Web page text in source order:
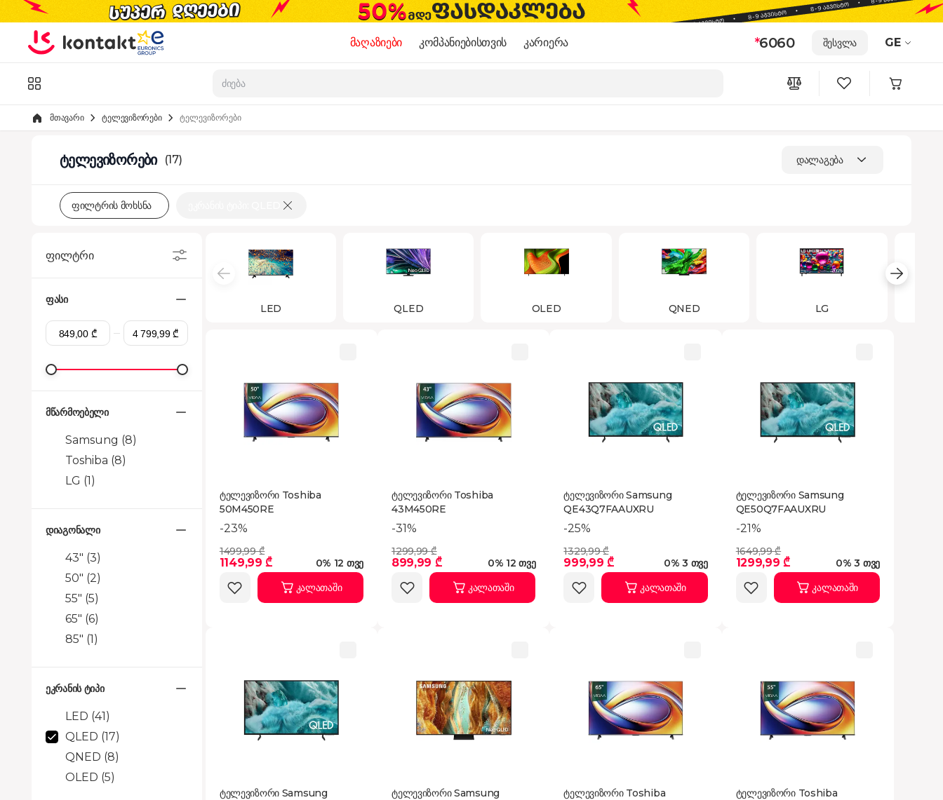
Skip to Content
მაღაზიები კომპანიებისთვის კარიერა *6060 შესვლა GE
მთავარი ტელევიზორები ტელევიზორები
ტელევიზორები (17) დალაგება
ფილტრის მოხსნა
ფილტრი
ფასი
მწარმოებელი
Samsung (8)
Toshiba (8)
LG (1)
დიაგონალი
43" (3)
50" (2)
55" (5)
65" (6)
85" (1)
ეკრანის ტიპი
LED (41)
QLED (17)
QNED (8)
OLED (5)
LED QLED OLED QNED LG
ტელევიზორი Toshiba
50M450RE
-23%
1499,99 ₾
1149,99 ₾
0% 12 თვე
კალათაში
ტელევიზორი Toshiba
43M450RE
-31%
1299,99 ₾
899,99 ₾
0% 12 თვე
კალათაში
ტელევიზორი Samsung
QE43Q7FAAUXRU
-25%
1329,99 ₾
999,99 ₾
0% 3 თვე
კალათაში
ტელევიზორი Samsung
QE50Q7FAAUXRU
-21%
1649,99 ₾
1299,99 ₾
0% 3 თვე
კალათაში
ტელევიზორი Samsung
ტელევიზორი Samsung
ტელევიზორი Toshiba
ტელევიზორი Toshiba